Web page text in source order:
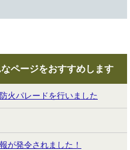
なページをおすすめします
火パレードを行いました
が発令されました！